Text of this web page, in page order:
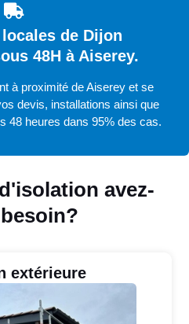
avez-
extérieure
de Dijon
48H à Aiserey.
à proximité de Aiserey et se
devis, installations ainsi que
48 heures dans 95% des cas.